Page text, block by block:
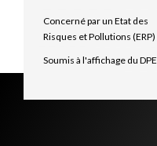
Concerné par un Etat des
Risques et Pollutions (ERP)
Soumis à l'affichage du DPE